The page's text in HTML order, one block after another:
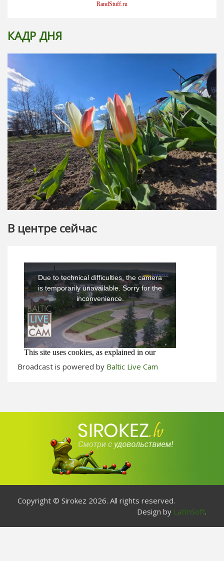
RandStuff.ru
КАДР ДНЯ
В центре сейчас
Broadcast is powered by Baltic Live Cam
Copyright © Sirokez 2026. All rights reserved.
Design by LatInSoft.